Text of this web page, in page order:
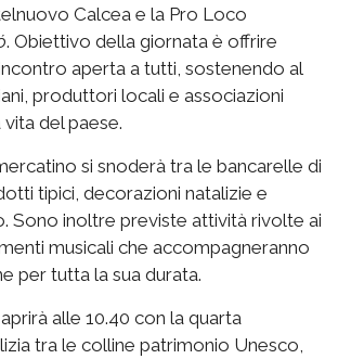
Calcea e la Pro Loco
. Obiettivo della giornata è offrire
aperta a tutti, sostenendo al
produttori locali e associazioni
del paese.
si snoderà tra le bancarelle di
tipici, decorazioni natalizie e
Sono inoltre previste attività rivolte ai
musicali che accompagneranno
per tutta la sua durata.
alle 10.40 con la quarta
tra le colline patrimonio Unesco,